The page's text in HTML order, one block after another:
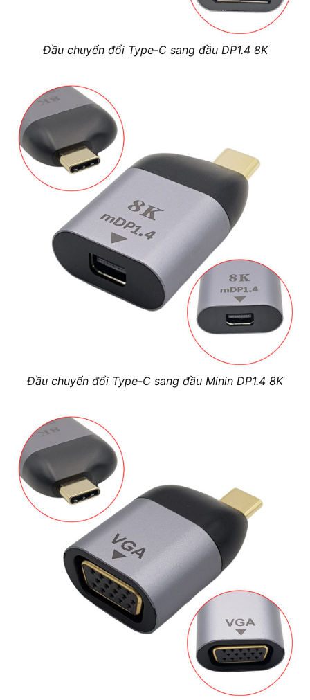
Đầu chuyển đổi Type-C sang đầu DP1.4 8K
Đầu chuyển đổi Type-C sang đầu Minin DP1.4 8K